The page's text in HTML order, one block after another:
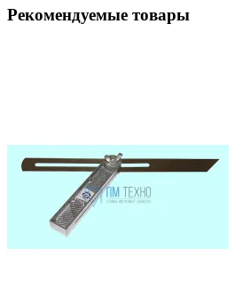
Рекомендуемые товары